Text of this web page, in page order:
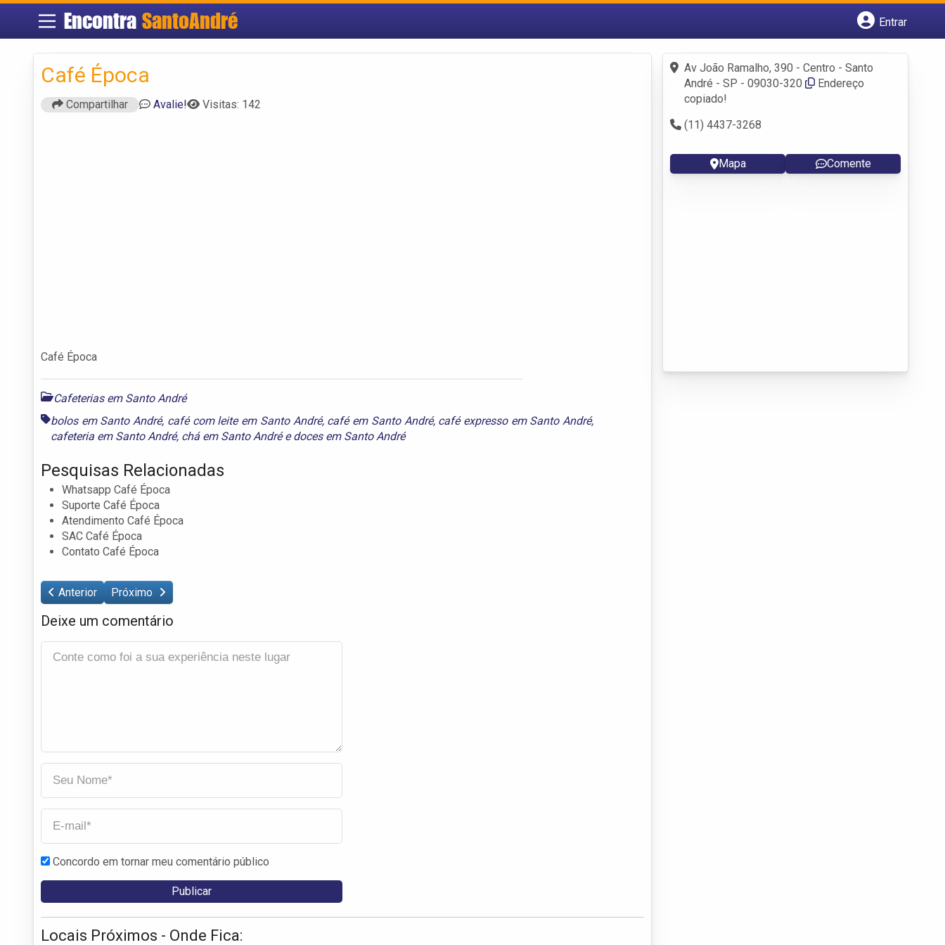
Encontra SantoAndré
Entrar
Fazer login
Criar conta
Café Época
Compartilhar Avalie! Visitas: 142
Café Época
Cafeterias em Santo André
bolos em Santo André, café com leite em Santo André, café em Santo André, café expresso em Santo André,
cafeteria em Santo André, chá em Santo Andréedoces em Santo André
Pesquisas Relacionadas
Whatsapp Café Época
Suporte Café Época
Atendimento Café Época
SAC Café Época
Contato Café Época
Anterior Próximo
Deixe um comentário
Concordo em tornar meu comentário público
Locais Próximos - Onde Fica:
Av João Ramalho, 390 - Centro - Santo
André - SP - 09030-320
Endereço
copiado!
(11) 4437-3268
Mapa Comente